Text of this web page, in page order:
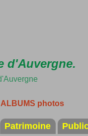
d'Auvergne.
photos
Patrimoine